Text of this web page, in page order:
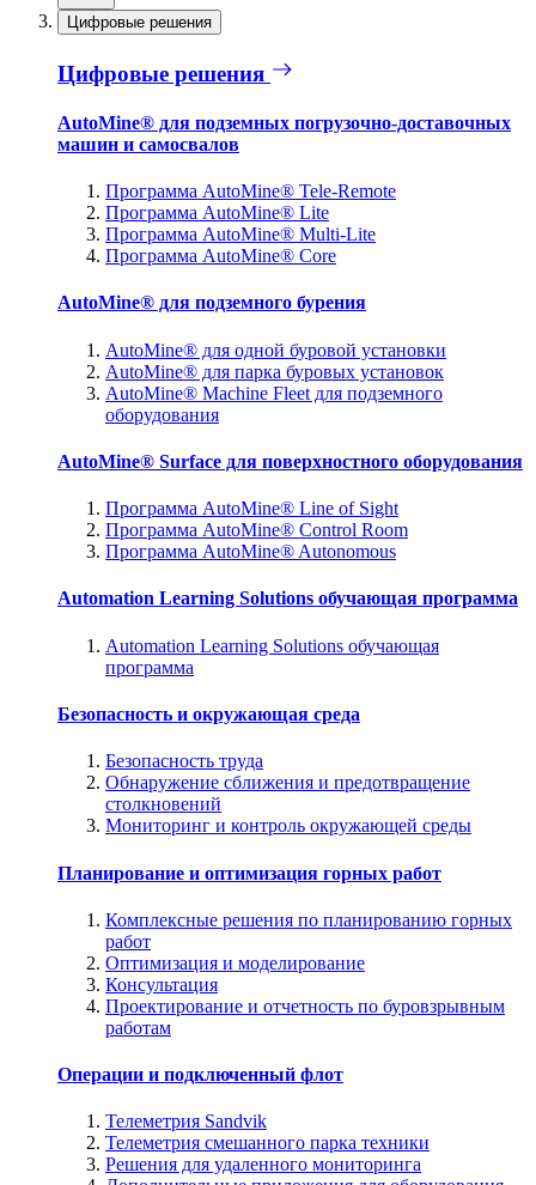
Цифровые решения
Цифровые решения
AutoMine® для подземных погрузочно-доставочных
машин и самосвалов
Программа AutoMine® Tele-Remote
Программа AutoMine® Lite
Программа AutoMine® Multi-Lite
Программа AutoMine® Core
AutoMine® для подземного бурения
AutoMine® для одной буровой установки
AutoMine® для парка буровых установок
AutoMine® Machine Fleet для подземного
оборудования
AutoMine® Surface для поверхностного оборудования
Программа AutoMine® Line of Sight
Программа AutoMine® Control Room
Программа AutoMine® Autonomous
Automation Learning Solutions обучающая программа
Automation Learning Solutions обучающая
программа
Безопасность и окружающая среда
Безопасность труда
Обнаружение сближения и предотвращение
столкновений
Мониторинг и контроль окружающей среды
Планирование и оптимизация горных работ
Комплексные решения по планированию горных
работ
Оптимизация и моделирование
Консультация
Проектирование и отчетность по буровзрывным
работам
Операции и подключенный флот
Телеметрия Sandvik
Телеметрия смешанного парка техники
Решения для удаленного мониторинга